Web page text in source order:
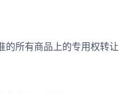
所有商品上的专用权转让